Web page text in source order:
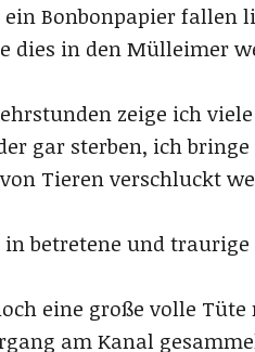
Bonbonpapier fallen
dies in den Mülleimer
zeige ich
gar sterben, ich
Tieren verschluckt
betretene und traurige
eine große volle
am Kanal